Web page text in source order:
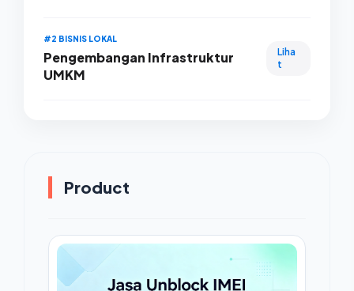
#2 BISNIS LOKAL
Pengembangan Infrastruktur
UMKM
Liha
t
Product